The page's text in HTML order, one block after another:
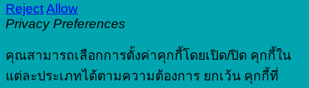
RejectAllow
Privacy Preferences
คุณสามารถเลือกการตั้งค่าคุกกี้โดยเปิด/ปิด คุกกี้ใน
แต่ละประเภทได้ตามความต้องการ ยกเว้น คุกกี้ที่